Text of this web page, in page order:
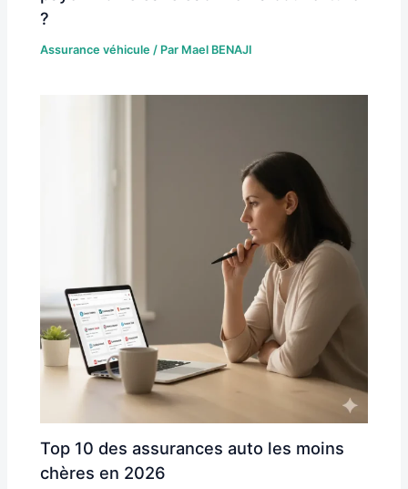
?
Assurance véhicule / Par Mael BENAJI
Top 10 des assurances auto les moins
chères en 2026